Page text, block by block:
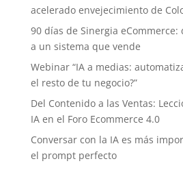
acelerado envejecimiento de
90 días de Sinergia
a un sistema que vende
Webinar “IA a medias:
el resto de tu negocio?”
Del Contenido a las Ventas:
IA en el Foro Ecommerce 4.0
Conversar con la IA es más
el prompt perfecto